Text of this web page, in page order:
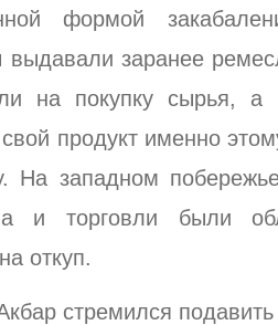
формой
заранее
на покупку сырья, а
продукт именно
На западном
и торговли были
откуп.
стремился подавить